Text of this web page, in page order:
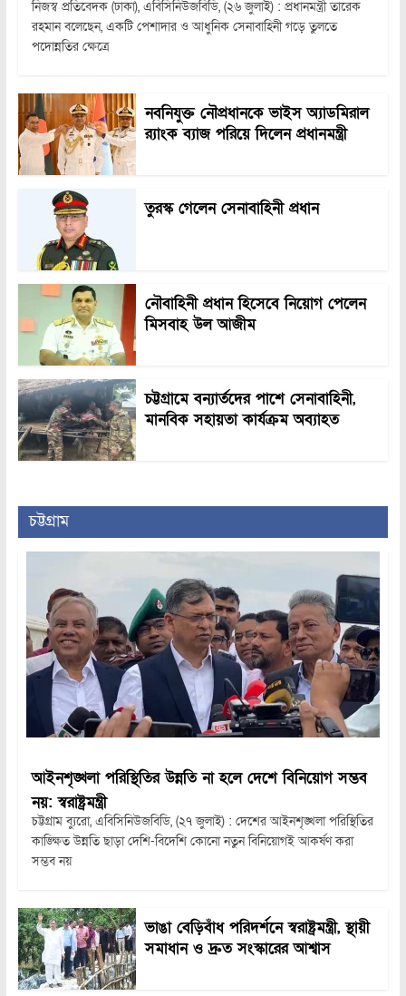
নিজস্ব প্রতিবেদক (ঢাকা), এবিসিনিউজবিডি, (২৬ জুলাই) : প্রধানমন্ত্রী তারেক
রহমান বলেছেন, একটি পেশাদার ও আধুনিক সেনাবাহিনী গড়ে তুলতে
পদোন্নতির ক্ষেত্রে
নবনিযুক্ত নৌপ্রধানকে ভাইস অ্যাডমিরাল
র‍্যাংক ব্যাজ পরিয়ে দিলেন প্রধানমন্ত্রী
তুরস্ক গেলেন সেনাবাহিনী প্রধান
নৌবাহিনী প্রধান হিসেবে নিয়োগ পেলেন
মিসবাহ উল আজীম
চট্টগ্রামে বন্যার্তদের পাশে সেনাবাহিনী,
মানবিক সহায়তা কার্যক্রম অব্যাহত
চট্টগ্রাম
আইনশৃঙ্খলা পরিস্থিতির উন্নতি না হলে দেশে বিনিয়োগ সম্ভব
নয়: স্বরাষ্ট্রমন্ত্রী
চট্টগ্রাম ব্যুরো, এবিসিনিউজবিডি, (২৭ জুলাই) : দেশের আইনশৃঙ্খলা পরিস্থিতির
কাঙ্ক্ষিত উন্নতি ছাড়া দেশি-বিদেশি কোনো নতুন বিনিয়োগই আকর্ষণ করা
সম্ভব নয়
ভাঙা বেড়িবাঁধ পরিদর্শনে স্বরাষ্ট্রমন্ত্রী, স্থায়ী
সমাধান ও দ্রুত সংস্কারের আশ্বাস